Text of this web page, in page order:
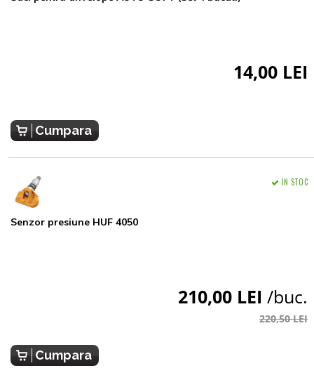
14,00 LEI
Cumpara
Senzor presiune HUF 4050
IN STOC
210,00 LEI /buc.
220,50 LEI
Cumpara